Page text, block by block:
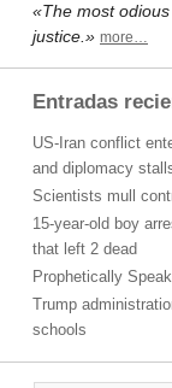
«The most
justice.» more…
Entradas
US-Iran conflict
and diplomacy
Scientists mull
15-year-old boy
that left 2 dead
Prophetically
Trump
schools